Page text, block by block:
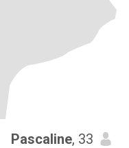
Pascaline, 33